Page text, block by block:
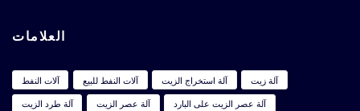
العلامات
آلات النفط آلات النفط للبيع آلة استخراج الزيت
آلة زيت
آلة طرد الزيت
آلة عصر الزيت
آلة عصر الزيت على البارد